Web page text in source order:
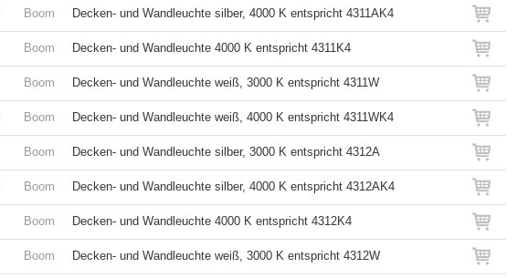
Boom Decken- und Wandleuchte silber, 4000 K entspricht 4311AK4
Boom Decken- und Wandleuchte 4000 K entspricht 4311K4
Boom Decken- und Wandleuchte weiß, 3000 K entspricht 4311W
Boom Decken- und Wandleuchte weiß, 4000 K entspricht 4311WK4
Boom Decken- und Wandleuchte silber, 3000 K entspricht 4312A
Boom Decken- und Wandleuchte silber, 4000 K entspricht 4312AK4
Boom Decken- und Wandleuchte 4000 K entspricht 4312K4
Boom Decken- und Wandleuchte weiß, 3000 K entspricht 4312W